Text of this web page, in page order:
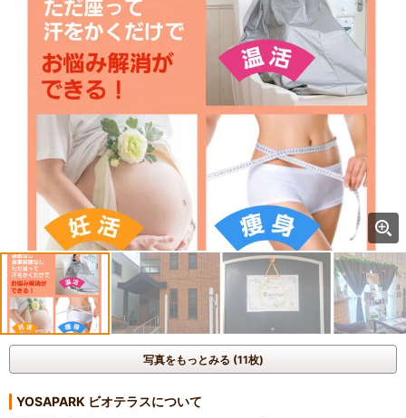
写真をもっとみる (11枚)
YOSAPARK ビオテラスについて